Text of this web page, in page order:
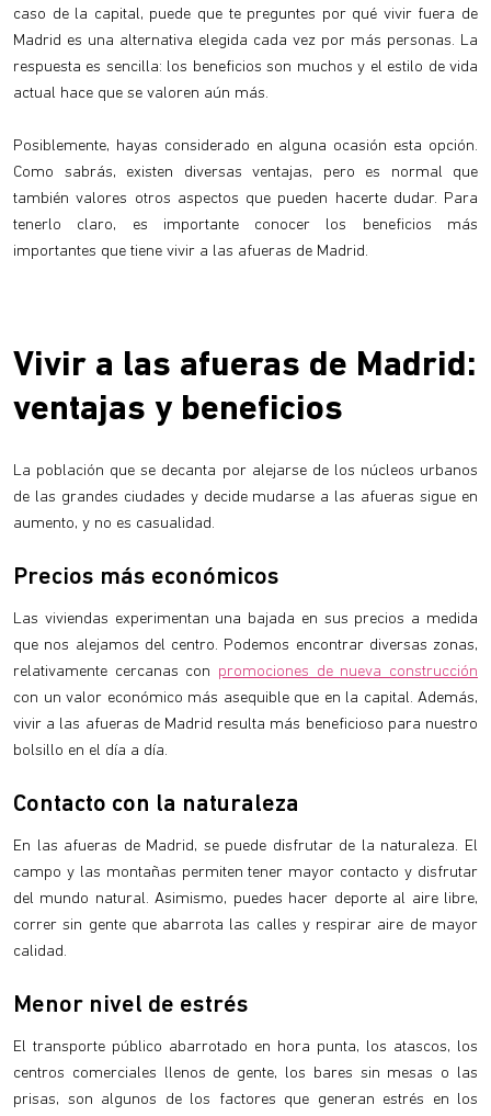
caso de la capital, puede que te preguntes por qué vivir fuera de
Madrid es una alternativa elegida cada vez por más personas. La
respuesta es sencilla: los beneficios son muchos y el estilo de vida
actual hace que se valoren aún más.
Posiblemente, hayas considerado en alguna ocasión esta opción.
Como sabrás, existen diversas ventajas, pero es normal que
también valores otros aspectos que pueden hacerte dudar. Para
tenerlo claro, es importante conocer los beneficios más
importantes que tiene vivir a las afueras de Madrid.
Vivir a las afueras de Madrid:
ventajas y beneficios
La población que se decanta por alejarse de los núcleos urbanos
de las grandes ciudades y decide mudarse a las afueras sigue en
aumento, y no es casualidad.
Precios más económicos
Las viviendas experimentan una bajada en sus precios a medida
que nos alejamos del centro. Podemos encontrar diversas zonas,
relativamente cercanas con promociones de nueva construcción
con un valor económico más asequible que en la capital. Además,
vivir a las afueras de Madrid resulta más beneficioso para nuestro
bolsillo en el día a día.
Contacto con la naturaleza
En las afueras de Madrid, se puede disfrutar de la naturaleza. El
campo y las montañas permiten tener mayor contacto y disfrutar
del mundo natural. Asimismo, puedes hacer deporte al aire libre,
correr sin gente que abarrota las calles y respirar aire de mayor
calidad.
Menor nivel de estrés
El transporte público abarrotado en hora punta, los atascos, los
centros comerciales llenos de gente, los bares sin mesas o las
prisas, son algunos de los factores que generan estrés en los